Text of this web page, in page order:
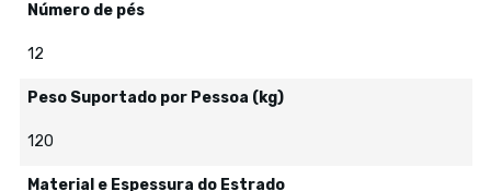
Número de pés
12
Peso Suportado por Pessoa (kg)
120
Material e Espessura do Estrado